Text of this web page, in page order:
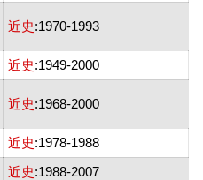
近史:1970-1993
近史:1949-2000
近史:1968-2000
近史:1978-1988
近史:1988-2007